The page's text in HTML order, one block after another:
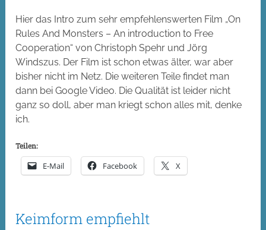
Hier das Intro zum sehr empfehlenswerten Film „On
Rules And Monsters – An introduction to Free
Cooperation“ von Christoph Spehr und Jörg
Windszus. Der Film ist schon etwas älter, war aber
bisher nicht im Netz. Die weiteren Teile findet man
dann bei Google Video. Die Qualität ist leider nicht
ganz so doll, aber man kriegt schon alles mit, denke
ich.
Teilen:
E-Mail Facebook X
Keimform empfiehlt